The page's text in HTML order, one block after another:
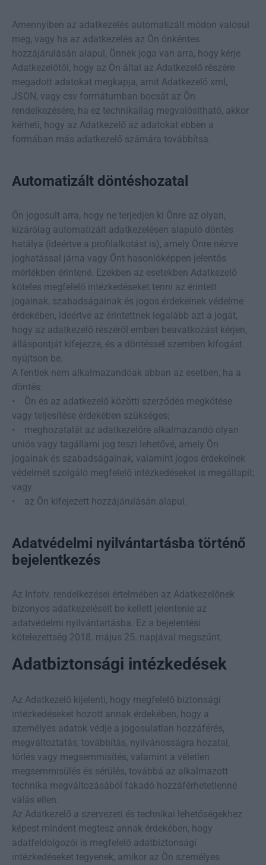
Amennyiben az adatkezelés automatizált módon valósul
meg, vagy ha az adatkezelés az Ön önkéntes
hozzájárulásán alapul, Önnek joga van arra, hogy kérje
Adatkezelőtől, hogy az Ön által az Adatkezelő részére
megadott adatokat megkapja, amit Adatkezelő xml,
JSON, vagy csv formátumban bocsát az Ön
rendelkezésére, ha ez technikailag megvalósítható, akkor
kérheti, hogy az Adatkezelő az adatokat ebben a
formában más adatkezelő számára továbbítsa.
Automatizált döntéshozatal
Ön jogosult arra, hogy ne terjedjen ki Önre az olyan,
kizárólag automatizált adatkezelésen alapuló döntés
hatálya (ideértve a profilalkotást is), amely Önre nézve
joghatással járna vagy Önt hasonlóképpen jelentős
mértékben érintené. Ezekben az esetekben Adatkezelő
köteles megfelelő intézkedéseket tenni az érintett
jogainak, szabadságainak és jogos érdekeinek védelme
érdekében, ideértve az érintettnek legalább azt a jogát,
hogy az adatkezelő részéről emberi beavatkozást kérjen,
álláspontját kifejezze, és a döntéssel szemben kifogást
nyújtson be.
A fentiek nem alkalmazandóak abban az esetben, ha a
döntés:
• Ön és az adatkezelő közötti szerződés megkötése
vagy teljesítése érdekében szükséges;
• meghozatalát az adatkezelőre alkalmazandó olyan
uniós vagy tagállami jog teszi lehetővé, amely Ön
jogainak és szabadságainak, valamint jogos érdekeinek
védelmét szolgáló megfelelő intézkedéseket is megállapít;
vagy
• az Ön kifejezett hozzájárulásán alapul.
Adatvédelmi nyilvántartásba történő
bejelentkezés
Az Infotv. rendelkezései értelmében az Adatkezelőnek
bizonyos adatkezeléseit be kellett jelentenie az
adatvédelmi nyilvántartásba. Ez a bejelentési
kötelezettség 2018. május 25. napjával megszűnt.
Adatbiztonsági intézkedések
Az Adatkezelő kijelenti, hogy megfelelő biztonsági
intézkedéseket hozott annak érdekében, hogy a
személyes adatok védje a jogosulatlan hozzáférés,
megváltoztatás, továbbítás, nyilvánosságra hozatal,
törlés vagy megsemmisítés, valamint a véletlen
megsemmisülés és sérülés, továbbá az alkalmazott
technika megváltozásából fakadó hozzáférhetetlenné
válás ellen.
Az Adatkezelő a szervezeti és technikai lehetőségekhez
képest mindent megtesz annak érdekében, hogy
adatfeldolgozói is megfelelő adatbiztonsági
intézkedéseket tegyenek, amikor az Ön személyes